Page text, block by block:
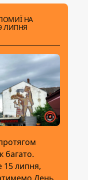
НА
ЛИПНЯ
багато.
15 липня,